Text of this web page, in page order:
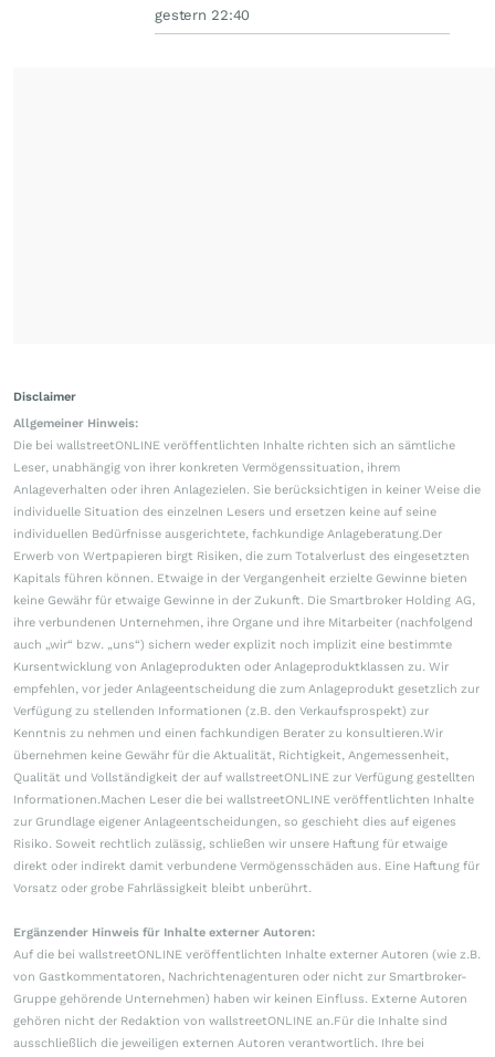
gestern 22:40
Disclaimer
Allgemeiner Hinweis:
Die bei wallstreetONLINE veröffentlichten Inhalte richten sich an sämtliche
Leser, unabhängig von ihrer konkreten Vermögenssituation, ihrem
Anlageverhalten oder ihren Anlagezielen. Sie berücksichtigen in keiner Weise die
individuelle Situation des einzelnen Lesers und ersetzen keine auf seine
individuellen Bedürfnisse ausgerichtete, fachkundige Anlageberatung.Der
Erwerb von Wertpapieren birgt Risiken, die zum Totalverlust des eingesetzten
Kapitals führen können. Etwaige in der Vergangenheit erzielte Gewinne bieten
keine Gewähr für etwaige Gewinne in der Zukunft. Die Smartbroker Holding AG,
ihre verbundenen Unternehmen, ihre Organe und ihre Mitarbeiter (nachfolgend
auch „wir“ bzw. „uns“) sichern weder explizit noch implizit eine bestimmte
Kursentwicklung von Anlageprodukten oder Anlageproduktklassen zu. Wir
empfehlen, vor jeder Anlageentscheidung die zum Anlageprodukt gesetzlich zur
Verfügung zu stellenden Informationen (z.B. den Verkaufsprospekt) zur
Kenntnis zu nehmen und einen fachkundigen Berater zu konsultieren.Wir
übernehmen keine Gewähr für die Aktualität, Richtigkeit, Angemessenheit,
Qualität und Vollständigkeit der auf wallstreetONLINE zur Verfügung gestellten
Informationen.Machen Leser die bei wallstreetONLINE veröffentlichten Inhalte
zur Grundlage eigener Anlageentscheidungen, so geschieht dies auf eigenes
Risiko. Soweit rechtlich zulässig, schließen wir unsere Haftung für etwaige
direkt oder indirekt damit verbundene Vermögensschäden aus. Eine Haftung für
Vorsatz oder grobe Fahrlässigkeit bleibt unberührt.
Ergänzender Hinweis für Inhalte externer Autoren:
Auf die bei wallstreetONLINE veröffentlichten Inhalte externer Autoren (wie z.B.
von Gastkommentatoren, Nachrichtenagenturen oder nicht zur Smartbroker-
Gruppe gehörende Unternehmen) haben wir keinen Einfluss. Externe Autoren
gehören nicht der Redaktion von wallstreetONLINE an.Für die Inhalte sind
ausschließlich die jeweiligen externen Autoren verantwortlich. Ihre bei